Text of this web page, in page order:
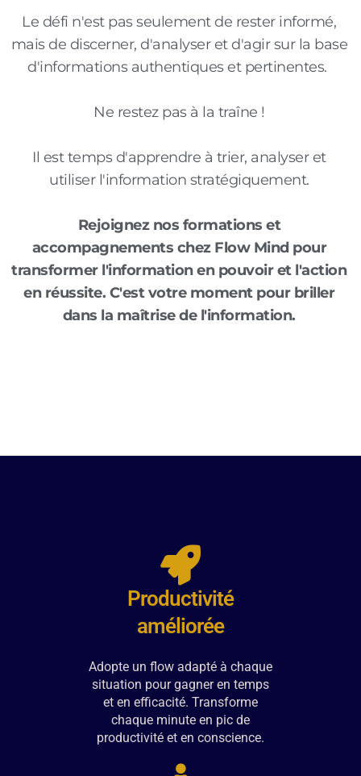
Le défi n'est pas seulement de rester informé,
mais de discerner, d'analyser et d'agir sur la base
d'informations authentiques et pertinentes.
Ne restez pas à la traîne !
Il est temps d'apprendre à trier, analyser et
utiliser l'information stratégiquement.
Rejoignez nos formations et
accompagnements chez Flow Mind pour
transformer l'information en pouvoir et l'action
en réussite. C'est votre moment pour briller
dans la maîtrise de l'information.
Productivité
améliorée
Adopte un flow adapté à chaque
situation pour gagner en temps
et en efficacité. Transforme
chaque minute en pic de
productivité et en conscience.